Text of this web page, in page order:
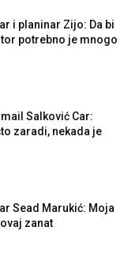
i planinar Zijo: Da bi
potrebno je mnogo
Salković Car:
zaradi, nekada je
Sead Marukić: Moja
zanat